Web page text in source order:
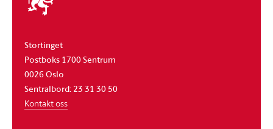
stortinget
Stortinget
Postboks 1700 Sentrum
0026 Oslo
Sentralbord: 23 31 30 50
Kontakt oss